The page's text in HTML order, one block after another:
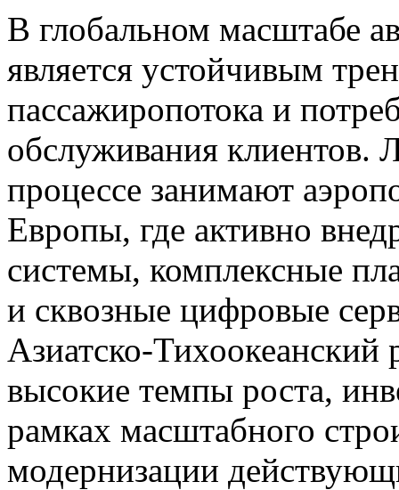
В глобальном масштабе
является устойчивым
пассажиропотока и
обслуживания
процессе занимают
Европы, где активно
системы, комплексные
и сквозные цифровые
Азиатско-Тихоокеанский
высокие темпы роста,
рамках масштабного
модернизации